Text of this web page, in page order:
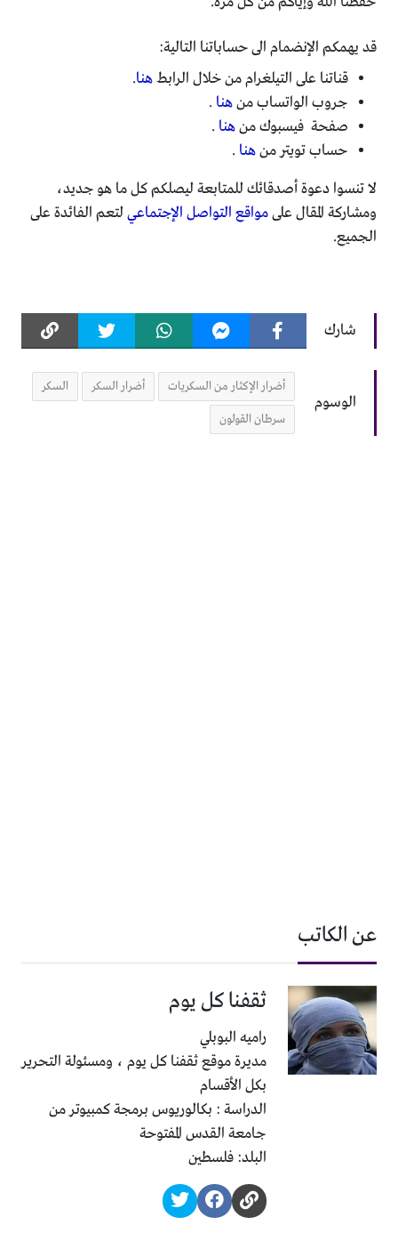
قد يهمكم الإنضمام الى حساباتنا التالية:
قناتنا على التيلغرام من خلال الرابطهنا.
جروب الواتساب منهنا .
صفحة فيسبوك منهنا .
حساب تويتر منهنا .
لا تنسوا دعوة أصدقائك للمتابعة ليصلكم كل ما هو جديد،
ومشاركة المقال علىمواقع التواصل الإجتماعيلتعم الفائدة على
الجميع.
شارك
الوسوم
أضرار الإكثار من السكريات أضرار السكر السكر
سرطان القولون
عن الكاتب
ثقفنا كل يوم
راميه البوبلي
مديرة موقع ثقفنا كل يوم ، ومسئولة التحرير
بكل الأقسام
الدراسة : بكالوريوس برمجة كمبيوتر من
جامعة القدس المفتوحة
البلد: فلسطين